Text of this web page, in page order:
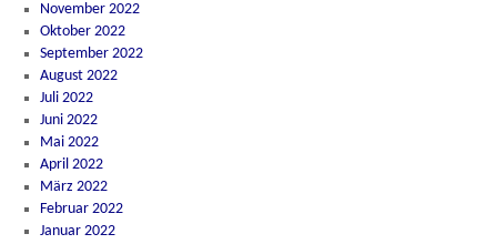
November 2022
Oktober 2022
September 2022
August 2022
Juli 2022
Juni 2022
Mai 2022
April 2022
März 2022
Februar 2022
Januar 2022